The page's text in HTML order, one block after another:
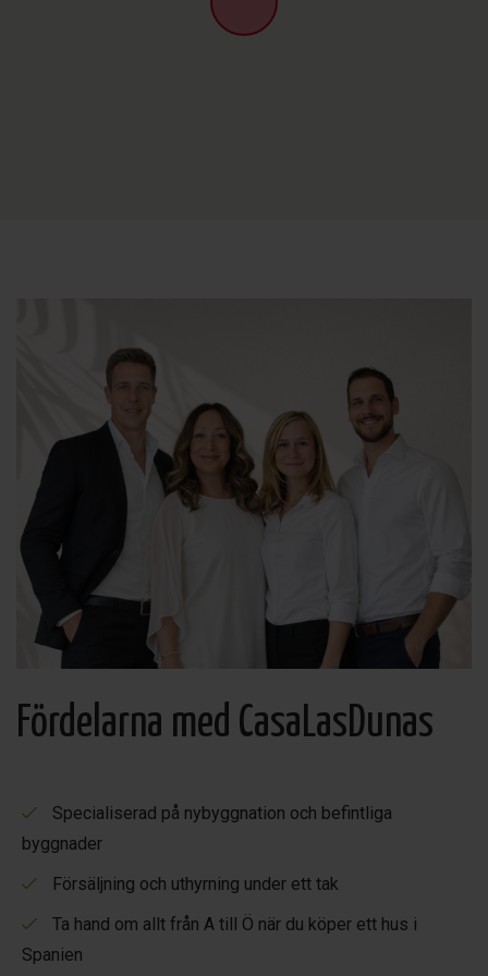
Fördelarna med CasaLasDunas
Specialiserad på nybyggnation och befintliga
byggnader
Försäljning och uthyrning under ett tak
Ta hand om allt från A till Ö när du köper ett hus i
Spanien